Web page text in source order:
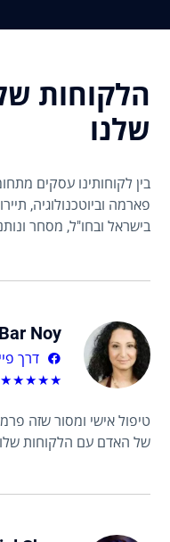
הלקוחות
שלנו
בין לקוחותינו עסקים
פארמה וביוטכנולוגיה,
בישראל ובחו"ל, מסחר
Noy
דרך
★
★
★
★
★
טיפול אישי ומסור שזה
של האדם עם הלקוחות שלו